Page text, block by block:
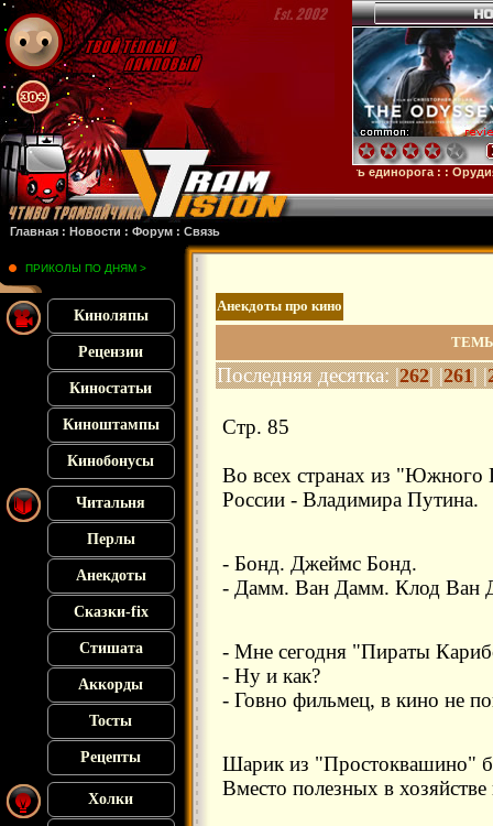
Главная : Новости : Форум : Связь
17: :Субстанция : :28 лет спустя: :Смерть единорога: :Орудия : :
ПРИКОЛЫ ПО ДНЯМ >
Киноляпы
Рецензии
Киностатьи
Киноштампы
Кинобонусы
Читальня
Перлы
Анекдоты
Сказки-fix
Стишата
Аккорды
Тосты
Рецепты
Холки
Анекдоты про кино
Последняя десятка: |262| |261| |
Стр. 85
Во всех странах из "Южного
России - Владимира Путина.
- Бонд. Джеймс Бонд.
- Дамм. Ван Дамм. Клод Ван
- Мне сегодня "Пираты
- Ну и как?
- Говно фильмец, в кино не
Шарик из "Простоквашино"
Вместо полезных в